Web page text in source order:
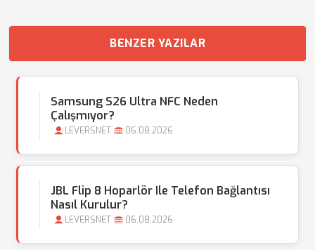
BENZER YAZILAR
Samsung S26 Ultra NFC Neden
Çalışmıyor?
LEVERSNET 06.08.2026
JBL Flip 8 Hoparlör Ile Telefon Bağlantısı
Nasıl Kurulur?
LEVERSNET 06.08.2026